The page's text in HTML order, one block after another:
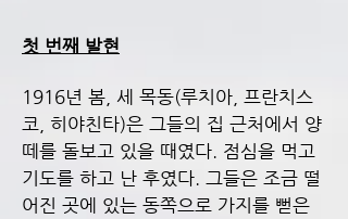
첫 번째 발현
1916년 봄, 세 목동(루치아, 프란치스
코, 히야친타)은 그들의 집 근처에서 양
떼를 돌보고 있을 때였다. 점심을 먹고
기도를 하고 난 후였다. 그들은 조금 떨
어진 곳에 있는 동쪽으로 가지를 뻗은